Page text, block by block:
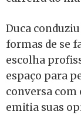
Duca
formas de se
escolha
espaço para
conversa com
emitia suas